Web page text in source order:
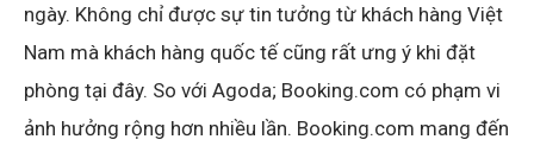
ngày. Không chỉ được sự tin tưởng từ khách hàng Việt
Nam mà khách hàng quốc tế cũng rất ưng ý khi đặt
phòng tại đây. So với Agoda; Booking.com có phạm vi
ảnh hưởng rộng hơn nhiều lần. Booking.com mang đến